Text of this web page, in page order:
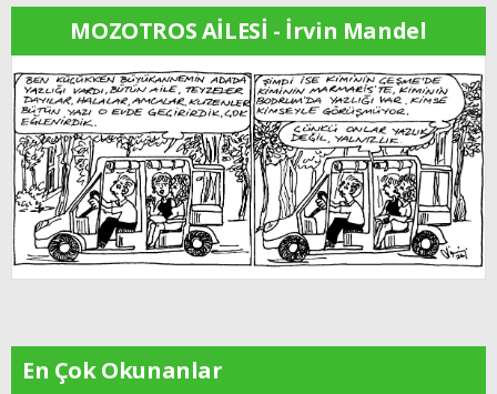
MOZOTROS AİLESİ - İrvin Mandel
En Çok Okunanlar